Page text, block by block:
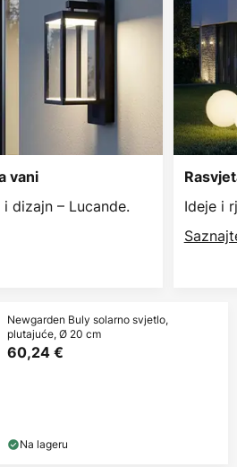
vani
dizajn – Lucande.
Ideje i
Newgarden Buly solarno svjetlo,
plutajuće, Ø 20 cm
60,24 €
Na lageru